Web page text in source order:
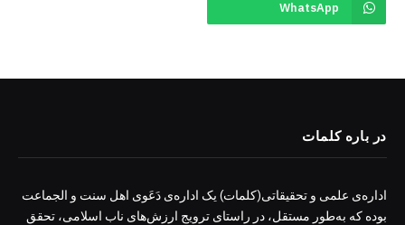
WhatsApp
در باره کلمات
اداره‌ی علمی و تحقیقاتی(کلمات) یک اداره‌ی دَعَوی اهل سنت و الجماعت
بوده که به‌طور مستقل، در راستای ترویج ارزش‌های ناب اسلامی، تحقق